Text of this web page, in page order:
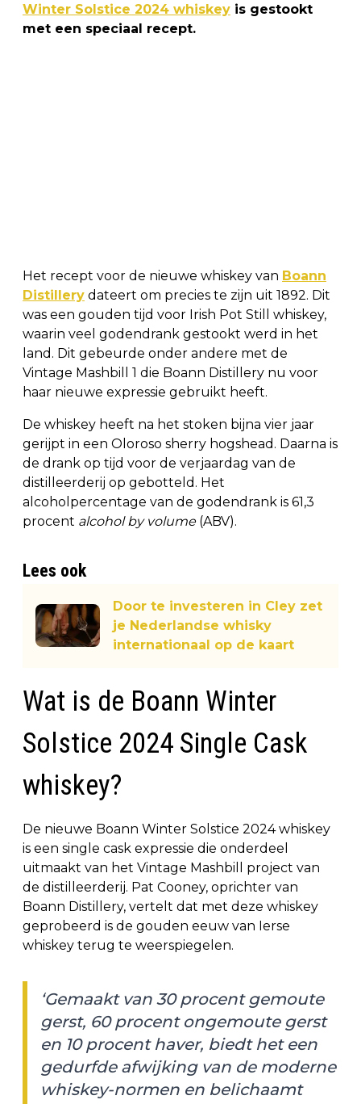
Winter Solstice 2024 whiskey is gestookt
met een speciaal recept.
Het recept voor de nieuwe whiskey van Boann
Distillery dateert om precies te zijn uit 1892. Dit
was een gouden tijd voor Irish Pot Still whiskey,
waarin veel godendrank gestookt werd in het
land. Dit gebeurde onder andere met de
Vintage Mashbill 1 die Boann Distillery nu voor
haar nieuwe expressie gebruikt heeft.
De whiskey heeft na het stoken bijna vier jaar
gerijpt in een Oloroso sherry hogshead. Daarna is
de drank op tijd voor de verjaardag van de
distilleerderij op gebotteld. Het
alcoholpercentage van de godendrank is 61,3
procent alcohol by volume (ABV).
Lees ook
Door te investeren in Cley zet
je Nederlandse whisky
internationaal op de kaart
Wat is de Boann Winter
Solstice 2024 Single Cask
whiskey?
De nieuwe Boann Winter Solstice 2024 whiskey
is een single cask expressie die onderdeel
uitmaakt van het Vintage Mashbill project van
de distilleerderij. Pat Cooney, oprichter van
Boann Distillery, vertelt dat met deze whiskey
geprobeerd is de gouden eeuw van Ierse
whiskey terug te weerspiegelen.
‘Gemaakt van 30 procent gemoute
gerst, 60 procent ongemoute gerst
en 10 procent haver, biedt het een
gedurfde afwijking van de moderne
whiskey-normen en belichaamt